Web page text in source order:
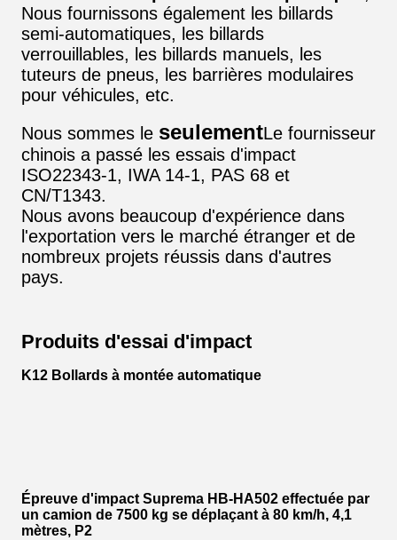
Nous fournissons également les billards
semi-automatiques, les billards
verrouillables, les billards manuels, les
tuteurs de pneus, les barrières modulaires
pour véhicules, etc.
Nous sommes le seulementLe fournisseur
chinois a passé les essais d'impact
ISO22343-1, IWA 14-1, PAS 68 et
CN/T1343.
Nous avons beaucoup d'expérience dans
l'exportation vers le marché étranger et de
nombreux projets réussis dans d'autres
pays.
Produits d'essai d'impact
K12 Bollards à montée automatique
Épreuve d'impact Suprema HB-HA502 effectuée par
un camion de 7500 kg se déplaçant à 80 km/h, 4,1
mètres, P2